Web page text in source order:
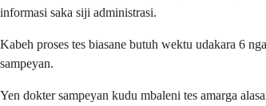
informasi saka siji administrasi.
Kabeh proses tes biasane butuh wektu udakara 6
sampeyan.
Yen dokter sampeyan kudu mbaleni tes amarga